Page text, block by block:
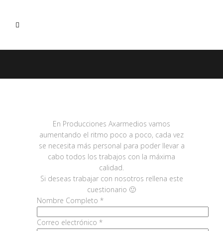
En Producciones Axarmedios vamos
aumentando el ritmo poco a poco, cada vez
se necesita más personal para poder llevar a
cabo todos los trabajos con la máxima
calidad.
Si deseas trabajar con nosotros rellena este
cuestionario 🙂
Nombre Completo *
Correo electrónico *